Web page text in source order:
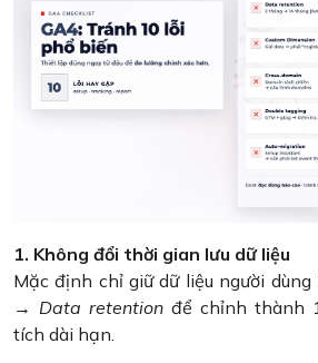
1. Không đổi thời gian lưu dữ liệu
Mặc định chỉ giữ dữ liệu người dùng
→ Data retention để chỉnh thành
tích dài hạn.